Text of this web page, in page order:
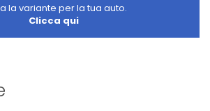
la variante per la tua auto.
Clicca qui